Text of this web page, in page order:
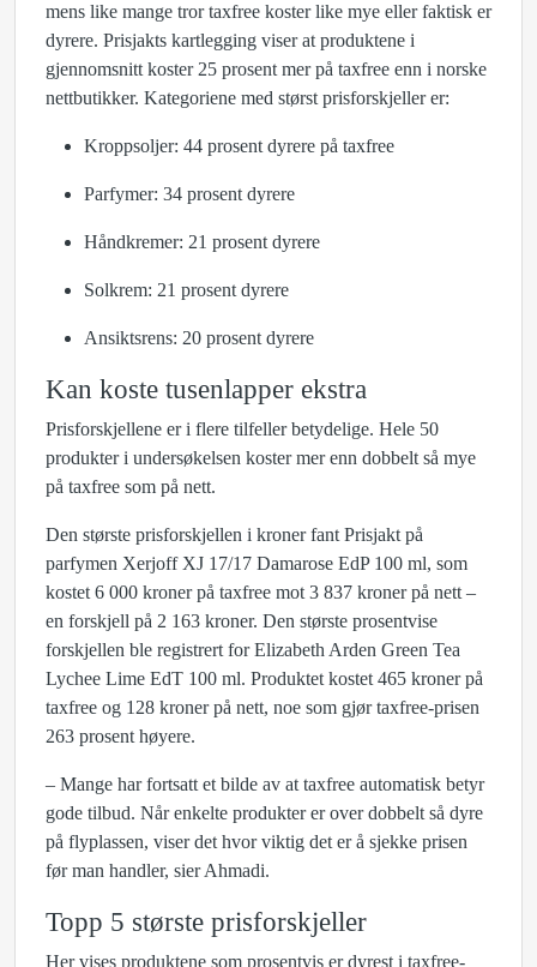
mens like mange tror taxfree koster like mye eller faktisk er
dyrere. Prisjakts kartlegging viser at produktene i
gjennomsnitt koster 25 prosent mer på taxfree enn i norske
nettbutikker. Kategoriene med størst prisforskjeller er:
Kroppsoljer: 44 prosent dyrere på taxfree
Parfymer: 34 prosent dyrere
Håndkremer: 21 prosent dyrere
Solkrem: 21 prosent dyrere
Ansiktsrens: 20 prosent dyrere
Kan koste tusenlapper ekstra
Prisforskjellene er i flere tilfeller betydelige. Hele 50
produkter i undersøkelsen koster mer enn dobbelt så mye
på taxfree som på nett.
Den største prisforskjellen i kroner fant Prisjakt på
parfymen Xerjoff XJ 17/17 Damarose EdP 100 ml, som
kostet 6 000 kroner på taxfree mot 3 837 kroner på nett –
en forskjell på 2 163 kroner. Den største prosentvise
forskjellen ble registrert for Elizabeth Arden Green Tea
Lychee Lime EdT 100 ml. Produktet kostet 465 kroner på
taxfree og 128 kroner på nett, noe som gjør taxfree-prisen
263 prosent høyere.
– Mange har fortsatt et bilde av at taxfree automatisk betyr
gode tilbud. Når enkelte produkter er over dobbelt så dyre
på flyplassen, viser det hvor viktig det er å sjekke prisen
før man handler, sier Ahmadi.
Topp 5 største prisforskjeller
Her vises produktene som prosentvis er dyrest i taxfree-